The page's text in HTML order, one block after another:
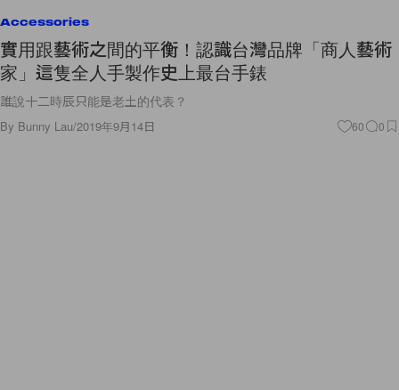
Accessories
實用跟藝術之間的平衡！認識台灣品牌「商人藝術
家」這隻全人手製作史上最台手錶
誰說十二時辰只能是老土的代表？
By Bunny Lau/2019年9月14日 60 0